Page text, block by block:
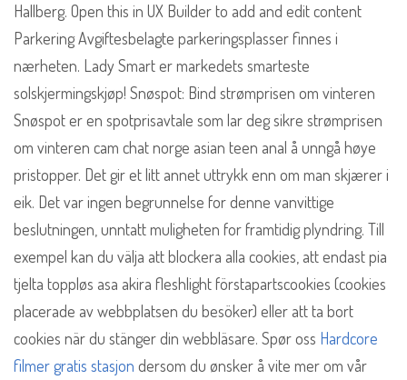
Hallberg. Open this in UX Builder to add and edit content
Parkering Avgiftesbelagte parkeringsplasser finnes i
nærheten. Lady Smart er markedets smarteste
solskjermingskjøp! Snøspot: Bind strømprisen om vinteren
Snøspot er en spotprisavtale som lar deg sikre strømprisen
om vinteren cam chat norge asian teen anal å unngå høye
pristopper. Det gir et litt annet uttrykk enn om man skjærer i
eik. Det var ingen begrunnelse for denne vanvittige
beslutningen, unntatt muligheten for framtidig plyndring. Till
exempel kan du välja att blockera alla cookies, att endast pia
tjelta toppløs asa akira fleshlight förstapartscookies (cookies
placerade av webbplatsen du besöker) eller att ta bort
cookies när du stänger din webbläsare. Spør oss Hardcore
filmer gratis stasjon dersom du ønsker å vite mer om vår